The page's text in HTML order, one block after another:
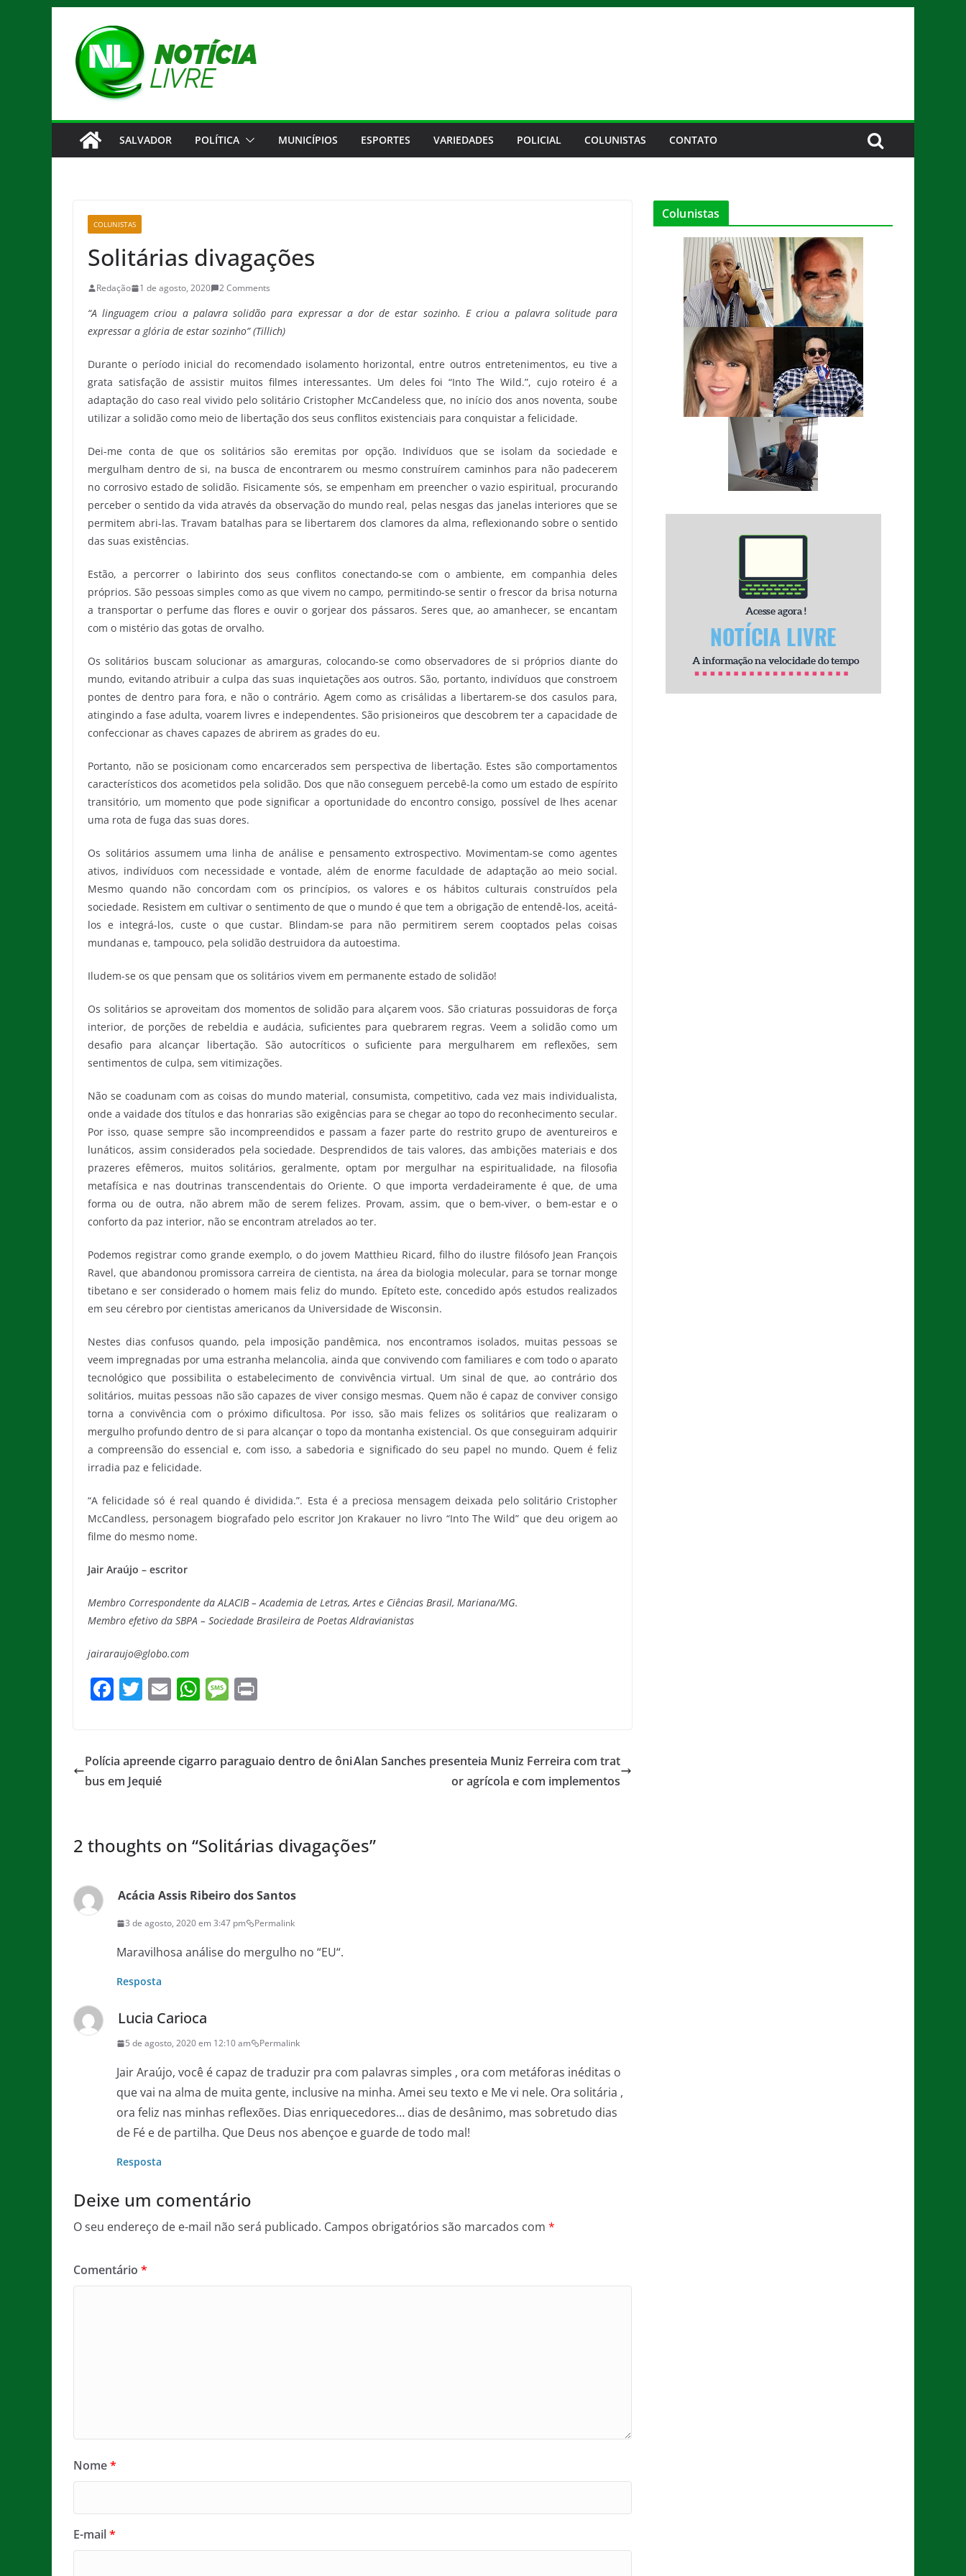
conteúdo
SALVADOR POLÍTICA MUNICÍPIOS ESPORTES VARIEDADES POLICIAL COLUNISTAS CONTATO
COLUNISTAS
Solitárias divagações
Redação 1 de agosto, 2020 2 Comments
“A linguagem criou a palavra solidão para expressar a dor de estar sozinho. E criou a palavra solitude para
expressar a glória de estar sozinho” (Tillich)
Durante o período inicial do recomendado isolamento horizontal, entre outros entretenimentos, eu tive a
grata satisfação de assistir muitos filmes interessantes. Um deles foi “Into The Wild.”, cujo roteiro é a
adaptação do caso real vivido pelo solitário Cristopher McCandeless que, no início dos anos noventa, soube
utilizar a solidão como meio de libertação dos seus conflitos existenciais para conquistar a felicidade.
Dei-me conta de que os solitários são eremitas por opção. Indivíduos que se isolam da sociedade e
mergulham dentro de si, na busca de encontrarem ou mesmo construírem caminhos para não padecerem
no corrosivo estado de solidão. Fisicamente sós, se empenham em preencher o vazio espiritual, procurando
perceber o sentido da vida através da observação do mundo real, pelas nesgas das janelas interiores que se
permitem abri-las. Travam batalhas para se libertarem dos clamores da alma, reflexionando sobre o sentido
das suas existências.
Estão, a percorrer o labirinto dos seus conflitos conectando-se com o ambiente, em companhia deles
próprios. São pessoas simples como as que vivem no campo, permitindo-se sentir o frescor da brisa noturna
a transportar o perfume das flores e ouvir o gorjear dos pássaros. Seres que, ao amanhecer, se encantam
com o mistério das gotas de orvalho.
Os solitários buscam solucionar as amarguras, colocando-se como observadores de si próprios diante do
mundo, evitando atribuir a culpa das suas inquietações aos outros. São, portanto, indivíduos que constroem
pontes de dentro para fora, e não o contrário. Agem como as crisálidas a libertarem-se dos casulos para,
atingindo a fase adulta, voarem livres e independentes. São prisioneiros que descobrem ter a capacidade de
confeccionar as chaves capazes de abrirem as grades do eu.
Portanto, não se posicionam como encarcerados sem perspectiva de libertação. Estes são comportamentos
característicos dos acometidos pela solidão. Dos que não conseguem percebê-la como um estado de espírito
transitório, um momento que pode significar a oportunidade do encontro consigo, possível de lhes acenar
uma rota de fuga das suas dores.
Os solitários assumem uma linha de análise e pensamento extrospectivo. Movimentam-se como agentes
ativos, indivíduos com necessidade e vontade, além de enorme faculdade de adaptação ao meio social.
Mesmo quando não concordam com os princípios, os valores e os hábitos culturais construídos pela
sociedade. Resistem em cultivar o sentimento de que o mundo é que tem a obrigação de entendê-los, aceitá-
los e integrá-los, custe o que custar. Blindam-se para não permitirem serem cooptados pelas coisas
mundanas e, tampouco, pela solidão destruidora da autoestima.
Iludem-se os que pensam que os solitários vivem em permanente estado de solidão!
Os solitários se aproveitam dos momentos de solidão para alçarem voos. São criaturas possuidoras de força
interior, de porções de rebeldia e audácia, suficientes para quebrarem regras. Veem a solidão como um
desafio para alcançar libertação. São autocríticos o suficiente para mergulharem em reflexões, sem
sentimentos de culpa, sem vitimizações.
Não se coadunam com as coisas do mundo material, consumista, competitivo, cada vez mais individualista,
onde a vaidade dos títulos e das honrarias são exigências para se chegar ao topo do reconhecimento secular.
Por isso, quase sempre são incompreendidos e passam a fazer parte do restrito grupo de aventureiros e
lunáticos, assim considerados pela sociedade. Desprendidos de tais valores, das ambições materiais e dos
prazeres efêmeros, muitos solitários, geralmente, optam por mergulhar na espiritualidade, na filosofia
metafísica e nas doutrinas transcendentais do Oriente. O que importa verdadeiramente é que, de uma
forma ou de outra, não abrem mão de serem felizes. Provam, assim, que o bem-viver, o bem-estar e o
conforto da paz interior, não se encontram atrelados ao ter.
Podemos registrar como grande exemplo, o do jovem Matthieu Ricard, filho do ilustre filósofo Jean François
Ravel, que abandonou promissora carreira de cientista, na área da biologia molecular, para se tornar monge
tibetano e ser considerado o homem mais feliz do mundo. Epíteto este, concedido após estudos realizados
em seu cérebro por cientistas americanos da Universidade de Wisconsin.
Nestes dias confusos quando, pela imposição pandêmica, nos encontramos isolados, muitas pessoas se
veem impregnadas por uma estranha melancolia, ainda que convivendo com familiares e com todo o aparato
tecnológico que possibilita o estabelecimento de convivência virtual. Um sinal de que, ao contrário dos
solitários, muitas pessoas não são capazes de viver consigo mesmas. Quem não é capaz de conviver consigo
torna a convivência com o próximo dificultosa. Por isso, são mais felizes os solitários que realizaram o
mergulho profundo dentro de si para alcançar o topo da montanha existencial. Os que conseguiram adquirir
a compreensão do essencial e, com isso, a sabedoria e significado do seu papel no mundo. Quem é feliz
irradia paz e felicidade.
“A felicidade só é real quando é dividida.”. Esta é a preciosa mensagem deixada pelo solitário Cristopher
McCandless, personagem biografado pelo escritor Jon Krakauer no livro “Into The Wild” que deu origem ao
filme do mesmo nome.
Jair Araújo – escritor
Membro Correspondente da ALACIB – Academia de Letras, Artes e Ciências Brasil, Mariana/MG.
Membro efetivo da SBPA – Sociedade Brasileira de Poetas Aldravianistas
jairaraujo@globo.com
F
e
b
k
T
er
E
l
W
s
M
a
Polícia apreende cigarro paraguaio dentro de ôni
bus em Jequié
Alan Sanches presenteia Muniz Ferreira com trat
or agrícola e com implementos
2 thoughts on “Solitárias divagações”
Acácia Assis Ribeiro dos Santos
3 de agosto, 2020 em 3:47 pm Permalink
Maravilhosa análise do mergulho no “EU“.
Resposta
Lucia Carioca
5 de agosto, 2020 em 12:10 am Permalink
Jair Araújo, você é capaz de traduzir pra com palavras simples , ora com metáforas inéditas o
que vai na alma de muita gente, inclusive na minha. Amei seu texto e Me vi nele. Ora solitária ,
ora feliz nas minhas reflexões. Dias enriquecedores… dias de desânimo, mas sobretudo dias
de Fé e de partilha. Que Deus nos abençoe e guarde de todo mal!
Resposta
Deixe um comentário
O seu endereço de e-mail não será publicado. Campos obrigatórios são marcados com *
Comentário *
Nome*
E-mail*
Colunistas